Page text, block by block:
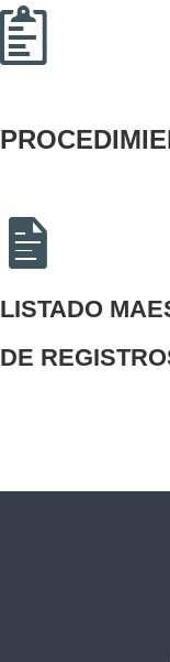
LISTADO
DE